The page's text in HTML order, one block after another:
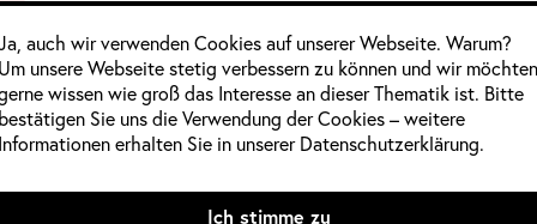
Jahrgang:2020 / 2021,2021
Kategorie:Deutschland,
Produktdesign
Quelle:https://
Mitglieder weiblich:
auch wir verwenden Cookies auf unserer Webseite. Warum?
Um unsere Webseite stetig verbessern zu können und wir möchten
wissen wie groß das Interesse an dieser Thematik ist. Bitte
bestätigen Sie uns die Verwendung der Cookies – weitere
Informationen erhalten Sie in unserer Datenschutzerklärung.
Ich stimme zu